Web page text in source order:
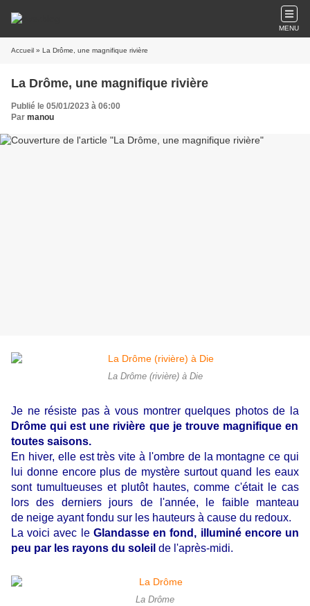
MENU
Accueil » La Drôme, une magnifique rivière
La Drôme, une magnifique rivière
Publié le 05/01/2023 à 06:00
Par manou
La Drôme (rivière) à Die
Je ne résiste pas à vous montrer quelques photos de la
Drôme qui est une rivière que je trouve magnifique en
toutes saisons.
En hiver, elle est très vite à l'ombre de la montagne ce qui
lui donne encore plus de mystère surtout quand les eaux
sont tumultueuses et plutôt hautes, comme c'était le cas
lors des derniers jours de l'année, le faible manteau
de neige ayant fondu sur les hauteurs à cause du redoux.
La voici avec le Glandasse en fond, illuminé encore un
peu par les rayons du soleil de l'après-midi.
La Drôme